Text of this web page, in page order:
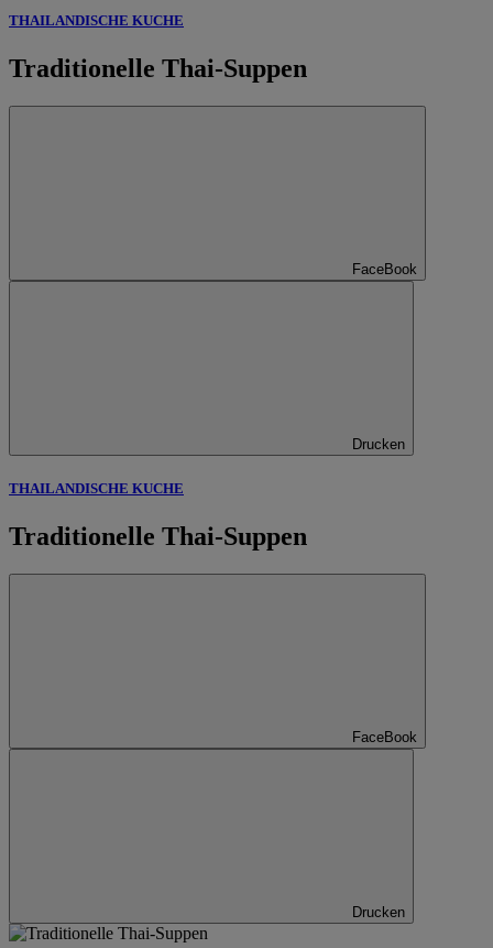
THAILANDISCHE KUCHE
Traditionelle Thai-Suppen
FaceBook
Drucken
THAILANDISCHE KUCHE
Traditionelle Thai-Suppen
FaceBook
Drucken